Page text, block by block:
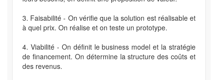
3. Faisabilité - On vérifie que la solution est réalisable et
à quel prix. On réalise et on teste un prototype.
4. Viabilité - On définit le business model et la stratégie
de financement. On détermine la structure des coûts et
des revenus.